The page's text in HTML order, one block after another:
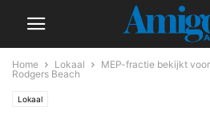
Home Lokaal
MEP-fractie bekijkt
Rodgers Beach
Lokaal